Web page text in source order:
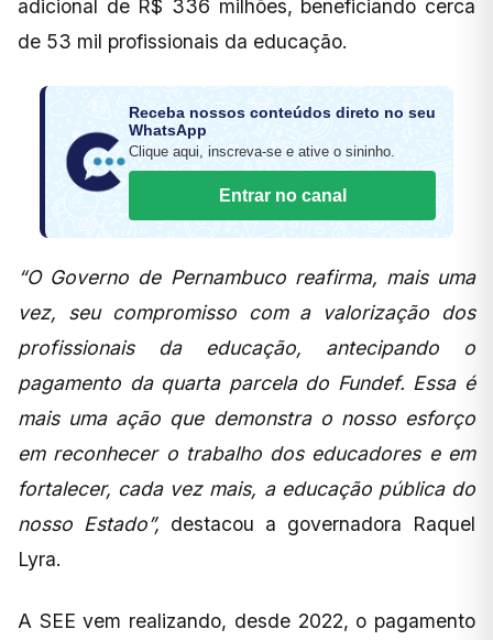
adicional de R$ 336 milhões, beneficiando cerca
de 53 mil profissionais da educação.
Receba nossos conteúdos direto no seu
WhatsApp
Clique aqui, inscreva-se e ative o sininho.
Entrar no canal
“O Governo de Pernambuco reafirma, mais uma
vez, seu compromisso com a valorização dos
profissionais da educação, antecipando o
pagamento da quarta parcela do Fundef. Essa é
mais uma ação que demonstra o nosso esforço
em reconhecer o trabalho dos educadores e em
fortalecer, cada vez mais, a educação pública do
nosso Estado”, destacou a governadora Raquel
Lyra.
A SEE vem realizando, desde 2022, o pagamento